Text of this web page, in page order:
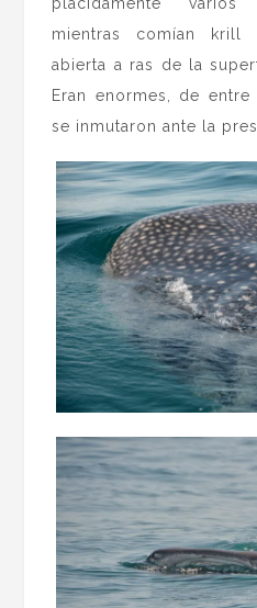
mientras comían
abierta a ras de la
Eran enormes, de
se inmutaron ante la